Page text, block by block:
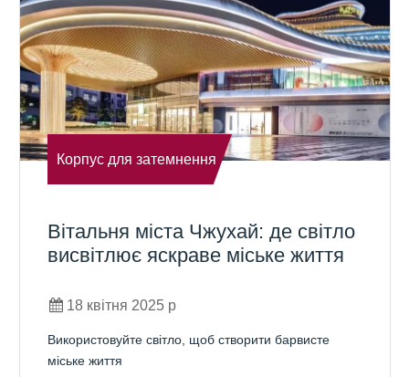
Корпус для затемнення
Вітальня міста Чжухай: де світло
висвітлює яскраве міське життя
18 квітня 2025 р
Використовуйте світло, щоб створити барвисте
міське життя